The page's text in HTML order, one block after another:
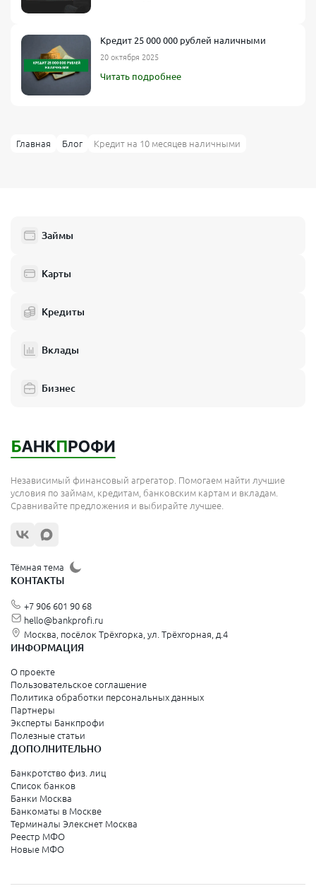
Кредит 25 000 000 рублей наличными
20 октября 2025
Читать подробнее
Главная Блог Кредит на 10 месяцев наличными
Займы
Карты
Кредиты
Вклады
Бизнес
Независимый финансовый агрегатор. Помогаем найти лучшие
условия по займам, кредитам, банковским картам и вкладам.
Сравнивайте предложения и выбирайте лучшее.
Тёмная тема
КОНТАКТЫ
+7 906 601 90 68
hello@bankprofi.ru
Москва, посёлок Трёхгорка, ул. Трёхгорная, д.4
ИНФОРМАЦИЯ
О проекте
Пользовательское соглашение
Политика обработки персональных данных
Партнеры
Эксперты Банкпрофи
Полезные статьи
ДОПОЛНИТЕЛЬНО
Банкротство физ. лиц
Список банков
Банки Москва
Банкоматы в Москве
Терминалы Элекснет Москва
Реестр МФО
Новые МФО